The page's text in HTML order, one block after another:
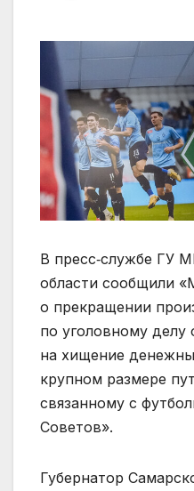
В пресс‑службе ГУ
области сообщили
о прекращении
по уголовному
на хищение
крупном размере
связанному с
Советов».
Губернатор